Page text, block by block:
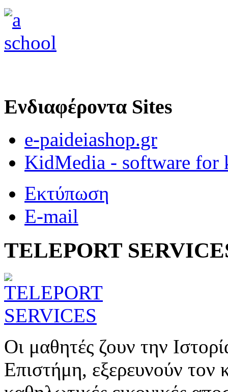
Ενδιαφέροντα Sites
e-paideiashop.gr
KidMedia - software for
Εκτύπωση
E-mail
TELEPORT
Οι μαθητές ζουν την
Επιστήμη, εξερευνούν